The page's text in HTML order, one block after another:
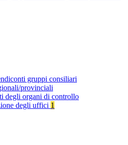
gruppi consiliari
provinciali
degli organi di controllo
degli uffici 1